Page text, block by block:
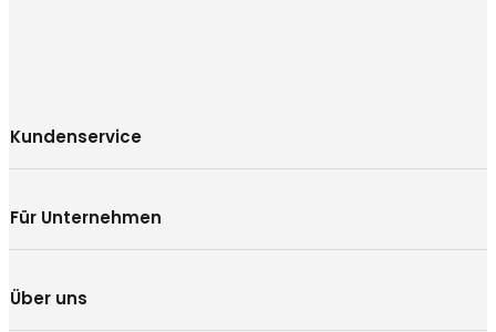
Kundenservice
Für Unternehmen
Über uns